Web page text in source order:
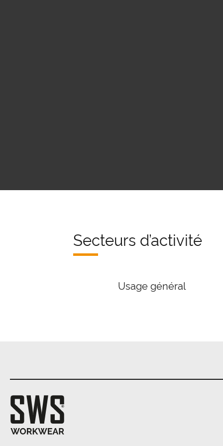
Secteurs d’activité
Usage général